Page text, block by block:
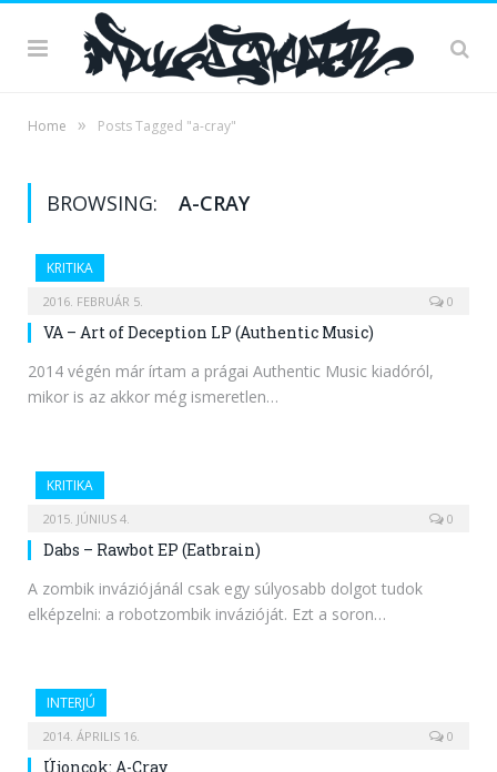
Home » Posts Tagged "a-cray"
BROWSING: A-CRAY
KRITIKA
2016. FEBRUÁR 5. 0
VA – Art of Deception LP (Authentic Music)
2014 végén már írtam a prágai Authentic Music kiadóról,
mikor is az akkor még ismeretlen…
KRITIKA
2015. JÚNIUS 4. 0
Dabs – Rawbot EP (Eatbrain)
A zombik inváziójánál csak egy súlyosabb dolgot tudok
elképzelni: a robotzombik invázióját. Ezt a soron…
INTERJÚ
2014. ÁPRILIS 16. 0
Újoncok: A-Cray